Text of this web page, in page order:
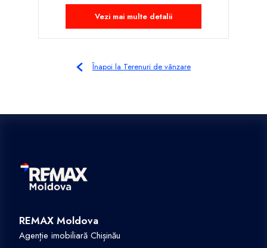
Vezi mai multe detalii
Înapoi la Terenuri de vânzare
REMAX Moldova
Agenție imobiliară Chișinău